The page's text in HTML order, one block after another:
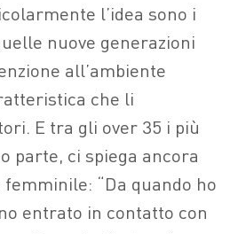
l’idea sono i
nuove generazioni
all’ambiente
che li
E tra gli over 35 i più
parte, ci spiega ancora
femminile: “Da quando ho
entrato in contatto con